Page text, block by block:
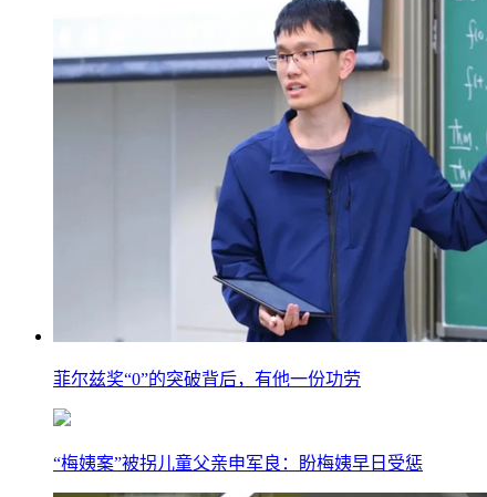
菲尔兹奖“0”的突破背后，有他一份功劳
“梅姨案”被拐儿童父亲申军良：盼梅姨早日受惩